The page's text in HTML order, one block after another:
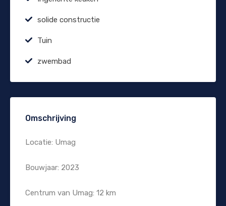
solide constructie
Tuin
zwembad
Omschrijving
Locatie: Umag
Bouwjaar: 2023
Centrum van Umag: 12 km